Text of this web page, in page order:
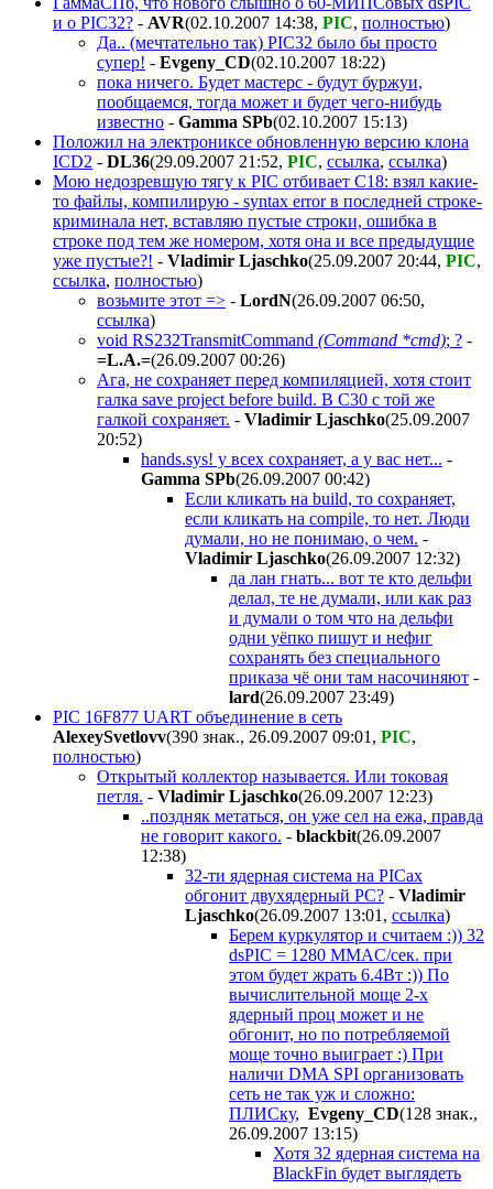
и о PIC32? - AVR(02.10.2007 14:38, PIC, полностью)
Да.. (мечтательно так) PIC32 было бы просто
супер! - Evgeny_CD(02.10.2007 18:22)
пока ничего. Будет мастерс - будут буржуи,
пообщаемся, тогда может и будет чего-нибудь
известно - Gamma SPb(02.10.2007 15:13)
Положил на электрониксе обновленную версию клона
ICD2 - DL36(29.09.2007 21:52, PIC, ссылка, ссылка)
Мою недозревшую тягу к PIC отбивает C18: взял какие-
то файлы, компилирую - syntax error в последней строке-
криминала нет, вставляю пустые строки, ошибка в
строке под тем же номером, хотя она и все предыдущие
уже пустые?! - Vladimir Ljaschko(25.09.2007 20:44, PIC,
ссылка, полностью)
возьмите этот => - LordN(26.09.2007 06:50,
ссылка)
void RS232TransmitCommand (Command *cmd); ? -
=L.A.=(26.09.2007 00:26)
Ага, не сохраняет перед компиляцией, хотя стоит
галка save project before build. В С30 с той же
галкой сохраняет. - Vladimir Ljaschko(25.09.2007
20:52)
hands.sys! у всех сохраняет, а у вас нет... -
Gamma SPb(26.09.2007 00:42)
Если кликать на build, то сохраняет,
если кликать на compile, то нет. Люди
думали, но не понимаю, о чем. -
Vladimir Ljaschko(26.09.2007 12:32)
да лан гнать... вот те кто дельфи
делал, те не думали, или как раз
и думали о том что на дельфи
одни уёпко пишут и нефиг
сохранять без специального
приказа чё они там насочиняют -
lard(26.09.2007 23:49)
PIC 16F877 UART объединение в сеть
AlexeySvetlovv(390 знак., 26.09.2007 09:01 , PIC,
полностью)
Открытый коллектор называется. Или токовая
петля. - Vladimir Ljaschko(26.09.2007 12:23)
..поздняк метаться, он уже сел на ежа, правда
не говорит какого. - blackbit(26.09.2007
12:38)
32-ти ядерная система на PICах
обгонит двухядерный PC? - Vladimir
Ljaschko(26.09.2007 13:01 , ссылка)
Берем куркулятор и считаем :)) 32
dsPIC = 1280 MMAC/сек. при
этом будет жрать 6.4Вт :)) По
вычислительной моще 2-х
ядерный проц может и не
обгонит, но по потребляемой
моще точно выиграет :) При
наличи DMA SPI организовать
сеть не так уж и сложно:
ПЛИСку, Evgeny_CD(128 знак.,
26.09.2007 13:15)
Хотя 32 ядерная система на
BlackFin будет выглядеть